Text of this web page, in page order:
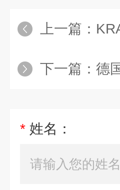
上一篇：
下一篇： 德
* 姓名：